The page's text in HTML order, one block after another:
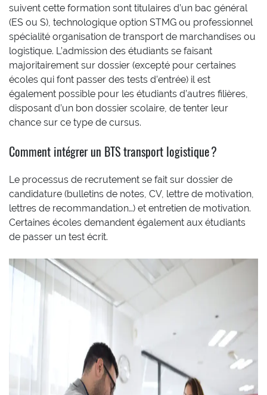
suivent cette formation sont titulaires d’un bac général
(ES ou S), technologique option STMG ou professionnel
spécialité organisation de transport de marchandises ou
logistique. L’admission des étudiants se faisant
majoritairement sur dossier (excepté pour certaines
écoles qui font passer des tests d’entrée) il est
également possible pour les étudiants d’autres filières,
disposant d’un bon dossier scolaire, de tenter leur
chance sur ce type de cursus.
Comment intégrer un BTS transport logistique ?
Le processus de recrutement se fait sur dossier de
candidature (bulletins de notes, CV, lettre de motivation,
lettres de recommandation…) et entretien de motivation.
Certaines écoles demandent également aux étudiants
de passer un test écrit.